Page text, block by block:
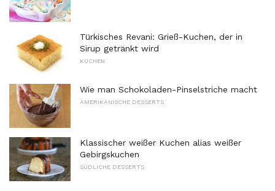
Türkisches Revani: Grieß-Kuchen, der in
Sirup getränkt wird
KUCHEN
Wie man Schokoladen-Pinselstriche macht
AMERIKANISCHE DESSERTS
Klassischer weißer Kuchen alias weißer
Gebirgskuchen
SÜDLICHE DESSERTS